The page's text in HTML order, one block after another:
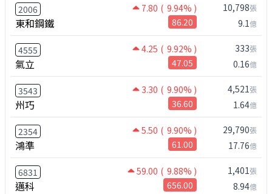
2006 7.80 ( 9.94% )
東和鋼鐵 86.20
10,798張
9.1億
4555 4.25 ( 9.92% )
氣立 47.05
333張
0.16億
3543 3.30 ( 9.90% )
州巧 36.60
4,521張
1.64億
2354 5.50 ( 9.90% )
鴻準 61.00
29,790張
17.76億
6831 59.00 ( 9.88% )
邁科 656.00
1,401張
8.94億